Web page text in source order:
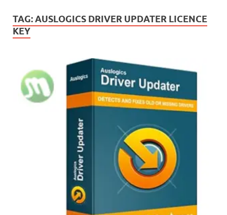
TAG:AUSLOGICS DRIVER UPDATER LICENCE
KEY